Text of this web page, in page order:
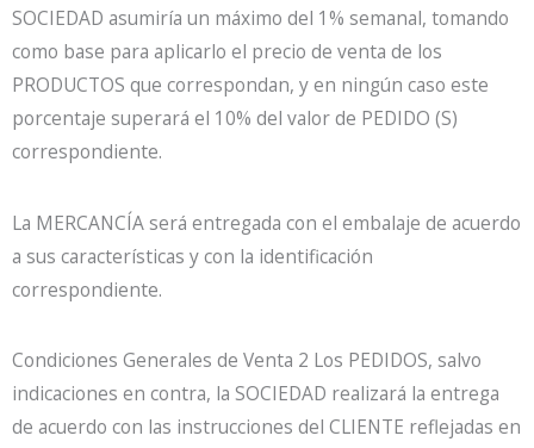
SOCIEDAD asumiría un máximo del 1% semanal, tomando
como base para aplicarlo el precio de venta de los
PRODUCTOS que correspondan, y en ningún caso este
porcentaje superará el 10% del valor de PEDIDO (S)
correspondiente.
La MERCANCÍA será entregada con el embalaje de acuerdo
a sus características y con la identificación
correspondiente.
Condiciones Generales de Venta 2 Los PEDIDOS, salvo
indicaciones en contra, la SOCIEDAD realizará la entrega
de acuerdo con las instrucciones del CLIENTE reflejadas en